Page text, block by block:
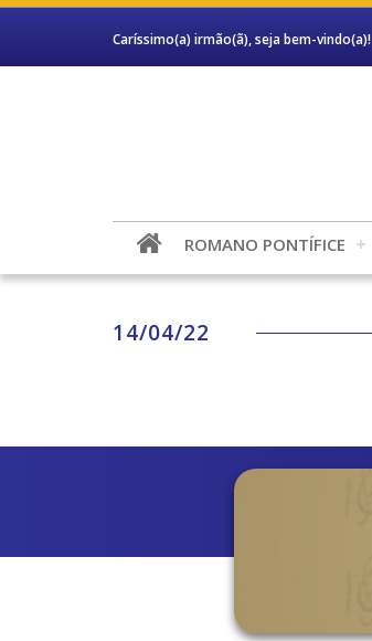
Caríssimo(a) irmão(ã), seja bem-vindo(a)!
ROMANO PONTÍFICE
14/04/22